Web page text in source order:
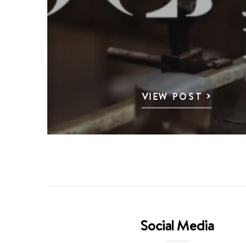
VIEW POST
Social Media